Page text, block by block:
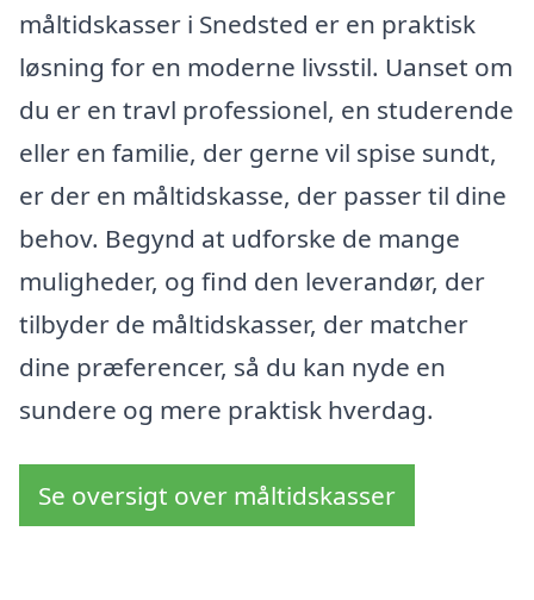
måltidskasser i Snedsted er en praktisk
løsning for en moderne livsstil. Uanset om
du er en travl professionel, en studerende
eller en familie, der gerne vil spise sundt,
er der en måltidskasse, der passer til dine
behov. Begynd at udforske de mange
muligheder, og find den leverandør, der
tilbyder de måltidskasser, der matcher
dine præferencer, så du kan nyde en
sundere og mere praktisk hverdag.
Se oversigt over måltidskasser